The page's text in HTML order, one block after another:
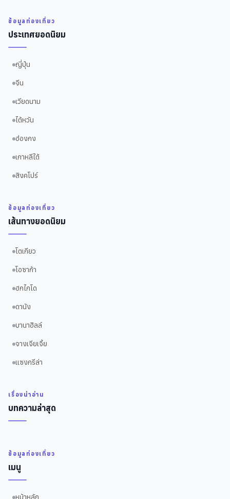
ข้อมูลท่องเที่ยว
ประเทศยอดนิยม
ญี่ปุ่น
จีน
เวียดนาม
ไต้หวัน
ฮ่องกง
เกาหลีใต้
สิงคโปร์
ข้อมูลท่องเที่ยว
เส้นทางยอดนิยม
โตเกียว
โอซาก้า
ฮกไกโด
ดานัง
บานาฮิลล์
จางเจียเจี้ย
แซงกรีล่า
เรื่องน่าอ่าน
บทความล่าสุด
ข้อมูลท่องเที่ยว
เมนู
หน้าหลัก